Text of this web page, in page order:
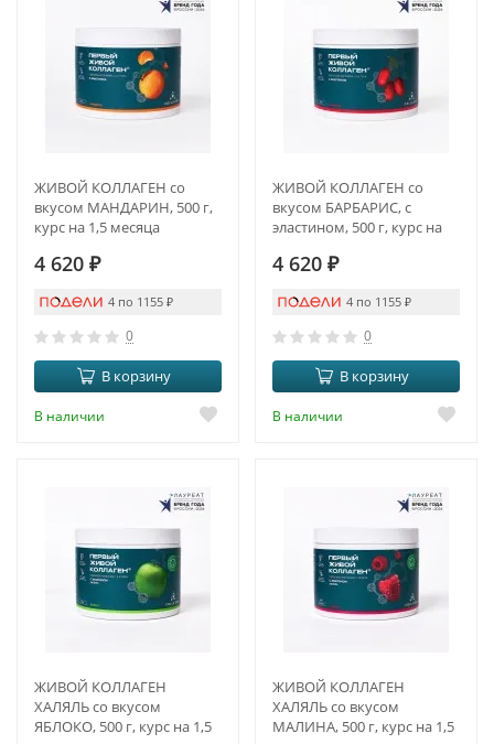
ЖИВОЙ КОЛЛАГЕН со
вкусом МАНДАРИН, 500 г,
курс на 1,5 месяца
4 620 ₽
4 по 1155 ₽
0
В корзину
В наличии
ЖИВОЙ КОЛЛАГЕН со
вкусом БАРБАРИС, с
эластином, 500 г, курс на
4 620 ₽
4 по 1155 ₽
0
В корзину
В наличии
ЖИВОЙ КОЛЛАГЕН
ХАЛЯЛЬ со вкусом
ЯБЛОКО, 500 г, курс на 1,5
ЖИВОЙ КОЛЛАГЕН
ХАЛЯЛЬ со вкусом
МАЛИНА, 500 г, курс на 1,5